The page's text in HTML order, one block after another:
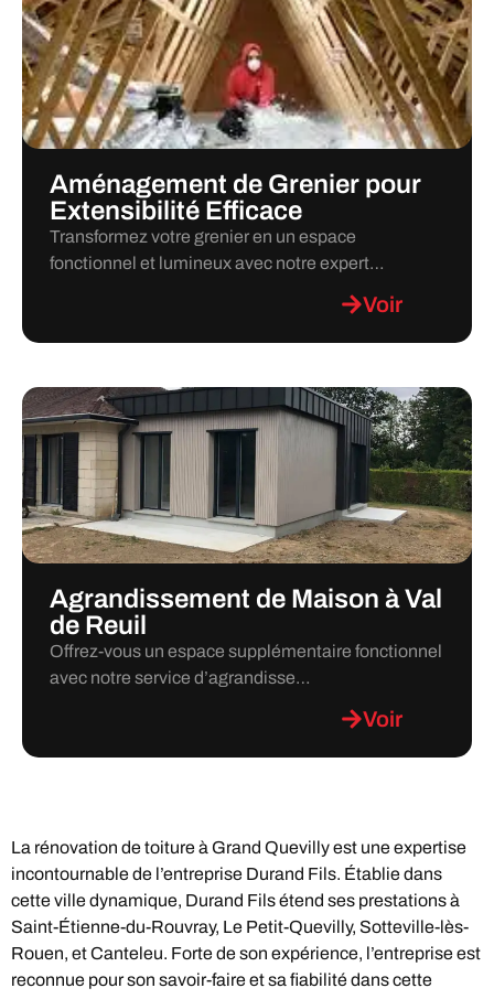
Aménagement de Grenier pour
Extensibilité Efficace
Transformez votre grenier en un espace
fonctionnel et lumineux avec notre expert…
Voir
Agrandissement de Maison à Val
de Reuil
Offrez-vous un espace supplémentaire fonctionnel
avec notre service d’agrandisse…
Voir
La rénovation de toiture à Grand Quevilly est une expertise
incontournable de l’entreprise Durand Fils. Établie dans
cette ville dynamique, Durand Fils étend ses prestations à
Saint-Étienne-du-Rouvray, Le Petit-Quevilly, Sotteville-lès-
Rouen, et Canteleu. Forte de son expérience, l’entreprise est
reconnue pour son savoir-faire et sa fiabilité dans cette